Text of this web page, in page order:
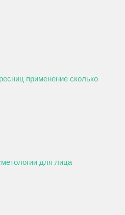
применение сколько
для лица